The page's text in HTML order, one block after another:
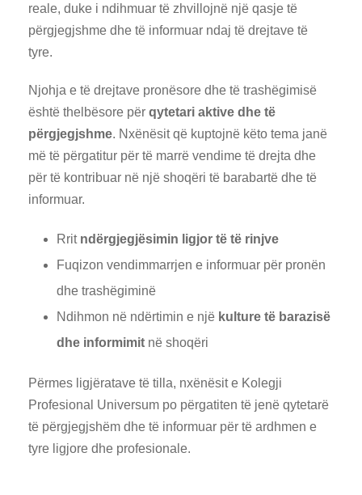
reale, duke i ndihmuar të zhvillojnë një qasje të
përgjegjshme dhe të informuar ndaj të drejtave të
tyre.
Njohja e të drejtave pronësore dhe të trashëgimisë
është thelbësore për qytetari aktive dhe të
përgjegjshme. Nxënësit që kuptojnë këto tema janë
më të përgatitur për të marrë vendime të drejta dhe
për të kontribuar në një shoqëri të barabartë dhe të
informuar.
Rrit ndërgjegjësimin ligjor të të rinjve
Fuqizon vendimmarrjen e informuar për pronën
dhe trashëgiminë
Ndihmon në ndërtimin e një kulture të barazisë
dhe informimit në shoqëri
Përmes ligjëratave të tilla, nxënësit e Kolegji
Profesional Universum po përgatiten të jenë qytetarë
të përgjegjshëm dhe të informuar për të ardhmen e
tyre ligjore dhe profesionale.